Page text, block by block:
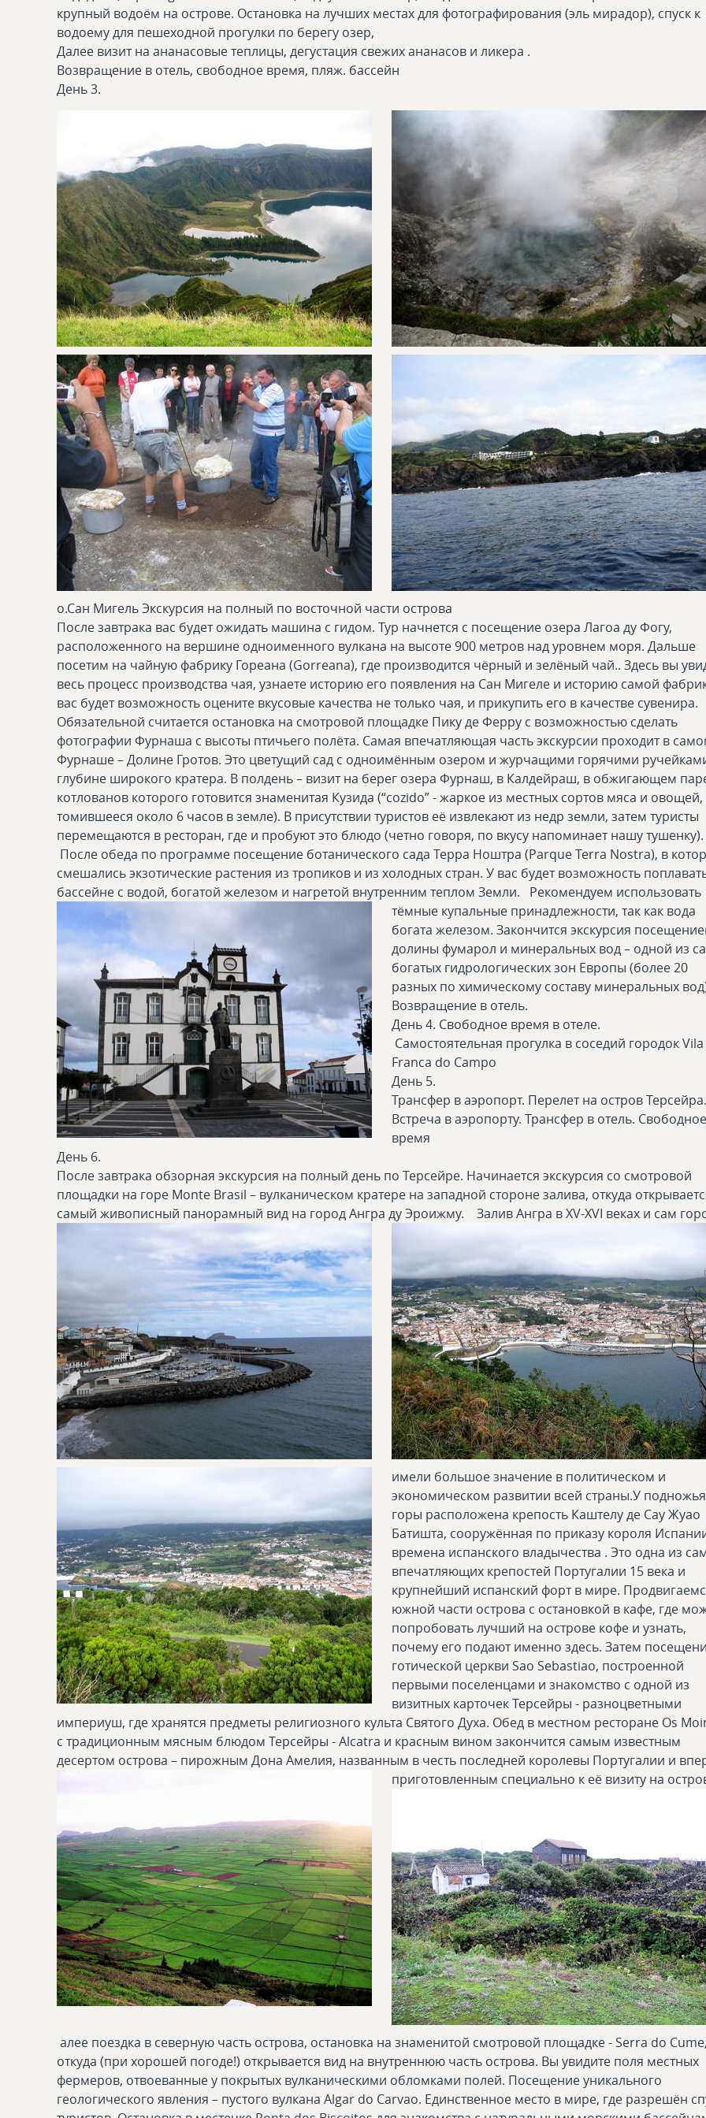
крупный водоём на острове. Остановка на лучших местах для фотографирования (эль мирадор), спуск к
водоему для пешеходной прогулки по берегу озер,
Далее визит на ананасовые теплицы, дегустация свежих ананасов и ликера .
Возвращение в отель, свободное время, пляж. бассейн
День 3.
о.Сан Мигель Экскурсия на полный по восточной части острова
После завтрака вас будет ожидать машина с гидом. Тур начнется с посещение озера Лагоа ду Фогу,
расположенного на вершине одноименного вулкана на высоте 900 метров над уровнем моря. Дальше
посетим на чайную фабрику Гореана (Gorreana), где производится чёрный и зелёный чай.. Здесь вы
весь процесс производства чая, узнаете историю его появления на Сан Мигеле и историю самой
вас будет возможность оцените вкусовые качества не только чая, и прикупить его в качестве сувенира.
Обязательной считается остановка на смотровой площадке Пику де Ферру с возможностью сделать
фотографии Фурнаша с высоты птичьего полёта. Самая впечатляющая часть экскурсии проходит в
Фурнаше – Долине Гротов. Это цветущий сад с одноимённым озером и журчащими горячими
глубине широкого кратера. В полдень – визит на берег озера Фурнаш, в Калдейраш, в обжигающем
котлованов которого готовится знаменитая Кузида (“cozido” - жаркое из местных сортов мяса и овощей,
томившееся около 6 часов в земле). В присутствии туристов её извлекают из недр земли, затем туристы
перемещаются в ресторан, где и пробуют это блюдо (четно говоря, по вкусу напоминает нашу тушенку).
После обеда по программе посещение ботанического сада Терра Ноштра (Parque Terra Nostra), в
смешались экзотические растения из тропиков и из холодных стран. У вас будет возможность
бассейне с водой, богатой железом и нагретой внутренним теплом Земли.
Рекомендуем использовать
тёмные купальные принадлежности, так как вода
богата железом. Закончится экскурсия
долины фумарол и минеральных вод – одной из
богатых гидрологических зон Европы (более 20
разных по химическому составу минеральных
Возвращение в отель.
День 4. Свободное время в отеле.
Самостоятельная прогулка в соседий городок Vila
Franca do Campo
День 5.
Трансфер в аэропорт. Перелет на остров Терсейра.
Встреча в аэропорту. Трансфер в отель. Свободное
время
День 6.
После завтрака обзорная экскурсия на полный день по Терсейре. Начинается экскурсия со смотровой
площадки на горе Monte Brasil – вулканическом кратере на западной стороне залива, откуда
самый живописный панорамный вид на город Ангра ду Эроижму.
Залив Ангра в ХV-ХVI веках и сам
имели большое значение в политическом и
экономическом развитии всей страны.У подножья
горы расположена крепость Каштелу де Сау Жуао
Батишта, сооружённая по приказу короля
времена испанского владычества . Это одна из
впечатляющих крепостей Португалии 15 века и
крупнейший испанский форт в мире.
южной части острова с остановкой в кафе, где
попробовать лучший на острове кофе и узнать,
почему его подают именно здесь. Затем
готической церкви Sao Sebastiao, построенной
первыми поселенцами и знакомство с одной из
визитных карточек Терсейры - разноцветными
империуш, где хранятся предметы религиозного культа Святого Духа. Обед в местном ресторане Os
с традиционным мясным блюдом Терсейры - Alcatra и красным вином закончится самым известным
десертом острова – пирожным Дона Амелия, названным в честь последней королевы Португалии и
приготовленным специально к её визиту на
алее поездка в северную часть острова, остановка на знаменитой смотровой площадке - Serra do Cume,
откуда (при хорошей погоде!) открывается вид на внутреннюю часть острова. Вы увидите поля местных
фермеров, отвоеванные у покрытых вулканическими обломками полей. Посещение уникального
геологического явления – пустого вулкана Algar do Carvao. Единственное место в мире, где разрешён